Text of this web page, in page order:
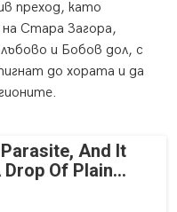
преход, като
Стара Загора,
и Бобов дол, с
до хората и да
And It
Of Plain...